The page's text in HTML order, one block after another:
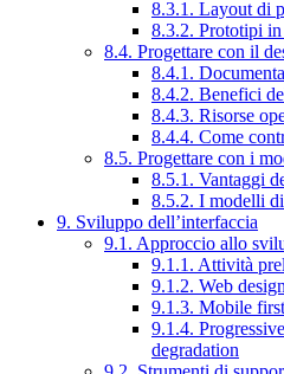
8.3.1. Layout di
8.3.2. Prototipi in
8.4. Progettare con il
8.4.1.
8.4.2. Benefici
8.4.3. Risorse
8.4.4. Come
8.5. Progettare con i
8.5.1. Vantaggi
8.5.2. I modelli
9. Sviluppo dell’interfaccia
9.1. Approccio allo
9.1.1. Attività
9.1.2. Web
9.1.3. Mobile first
9.1.4.
degradation